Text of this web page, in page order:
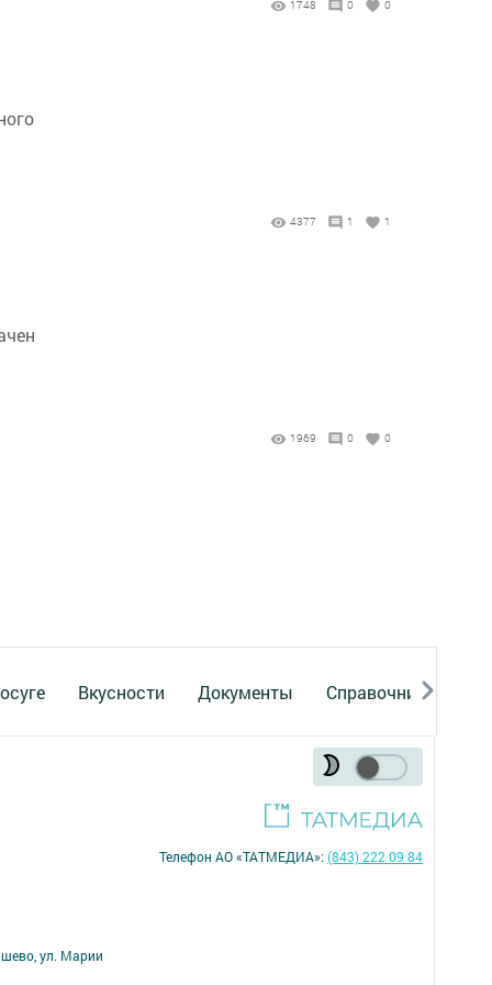
1748 0 0
4377 1 1
1969 0 0
Вкусности Документы Справочник
ул. Марии
Телефон АО «ТАТМЕДИА»:(843) 222 09 84